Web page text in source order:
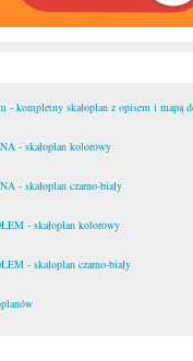
- kompletny skałoplan z opisem i mapą
- skałoplan kolorowy
- skałoplan czarno-biały
- skałoplan kolorowy
- skałoplan czarno-biały